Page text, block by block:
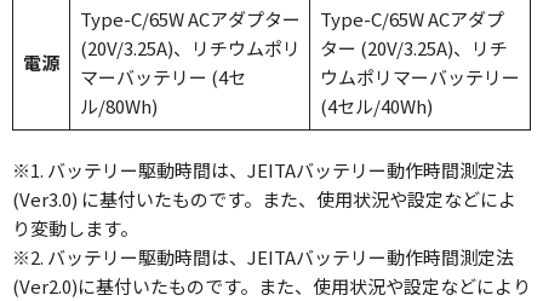
電源
Type-C/65W ACアダプター
(20V/3.25A)、リチウムポリ
マーバッテリー (4セ
ル/80Wh)
Type-C/65W ACアダプ
ター (20V/3.25A)、リチ
ウムポリマーバッテリー
(4セル/40Wh)
※1. バッテリー駆動時間は、JEITAバッテリー動作時間測定法
(Ver3.0) に基付いたものです。また、使用状況や設定などによ
り変動します。
※2. バッテリー駆動時間は、JEITAバッテリー動作時間測定法
(Ver2.0)に基付いたものです。また、使用状況や設定などにより